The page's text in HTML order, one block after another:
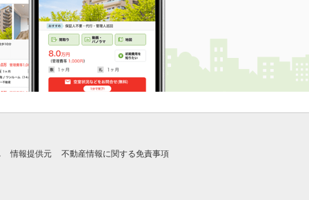
情報提供元 不動産情報に関する免責事項